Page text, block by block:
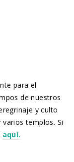
para el
de nuestros
y culto
templos. Si
aquí.